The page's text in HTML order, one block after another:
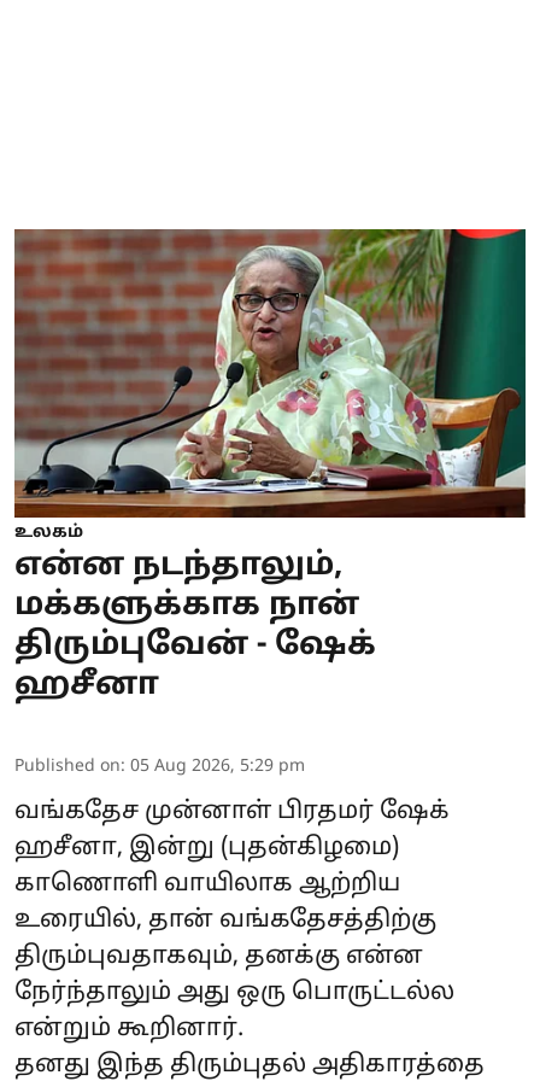
உலகம்
என்ன நடந்தாலும்,
மக்களுக்காக நான்
திரும்புவேன் - ஷேக்
ஹசீனா
Published on: 05 Aug 2026, 5:29 pm
வங்கதேச முன்னாள் பிரதமர் ஷேக்
ஹசீனா, இன்று (புதன்கிழமை)
காணொளி வாயிலாக ஆற்றிய
உரையில், தான் வங்கதேசத்திற்கு
திரும்புவதாகவும், தனக்கு என்ன
நேர்ந்தாலும் அது ஒரு பொருட்டல்ல
என்றும் கூறினார்.
தனது இந்த திரும்புதல் அதிகாரத்தை